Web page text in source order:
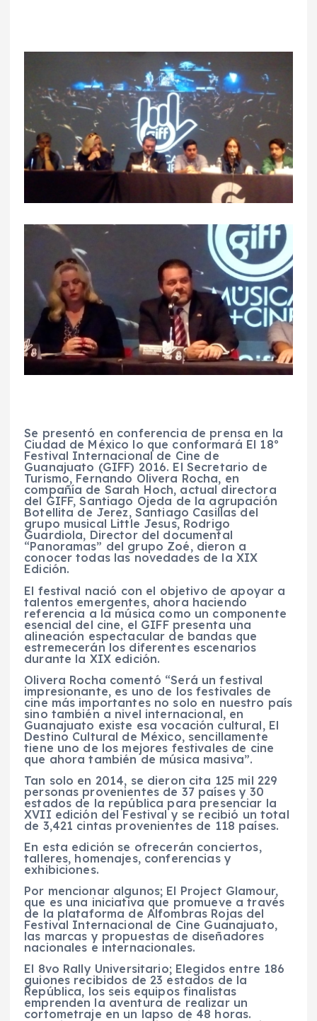
Se presentó en conferencia de prensa en la
Ciudad de México lo que conformará El 18º
Festival Internacional de Cine de
Guanajuato (GIFF) 2016. El Secretario de
Turismo, Fernando Olivera Rocha, en
compañía de Sarah Hoch, actual directora
del GIFF, Santiago Ojeda de la agrupación
Botellita de Jerez, Santiago Casillas del
grupo musical Little Jesus, Rodrigo
Guardiola, Director del documental
“Panoramas” del grupo Zoé, dieron a
conocer todas las novedades de la XIX
Edición.
El festival nació con el objetivo de apoyar a
talentos emergentes, ahora haciendo
referencia a la música como un componente
esencial del cine, el GIFF presenta una
alineación espectacular de bandas que
estremecerán los diferentes escenarios
durante la XIX edición.
Olivera Rocha comentó “Será un festival
impresionante, es uno de los festivales de
cine más importantes no solo en nuestro país
sino también a nivel internacional, en
Guanajuato existe esa vocación cultural, El
Destino Cultural de México, sencillamente
tiene uno de los mejores festivales de cine
que ahora también de música masiva”.
Tan solo en 2014, se dieron cita 125 mil 229
personas provenientes de 37 países y 30
estados de la república para presenciar la
XVII edición del Festival y se recibió un total
de 3,421 cintas provenientes de 118 países.
En esta edición se ofrecerán conciertos,
talleres, homenajes, conferencias y
exhibiciones.
Por mencionar algunos; El Project Glamour,
que es una iniciativa que promueve a través
de la plataforma de Alfombras Rojas del
Festival Internacional de Cine Guanajuato,
las marcas y propuestas de diseñadores
nacionales e internacionales.
El 8vo Rally Universitario; Elegidos entre 186
guiones recibidos de 23 estados de la
República, los seis equipos finalistas
emprenden la aventura de realizar un
cortometraje en un lapso de 48 horas.